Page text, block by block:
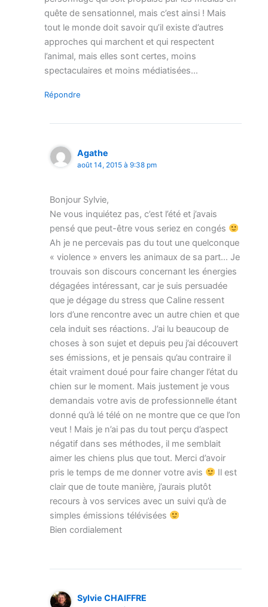
quête de sensationnel, mais c’est ainsi ! Mais
tout le monde doit savoir qu’il existe d’autres
approches qui marchent et qui respectent
l’animal, mais elles sont certes, moins
spectaculaires et moins médiatisées…
Répondre
Agathe
août 14, 2015 à 9:38 pm
Bonjour Sylvie,
Ne vous inquiétez pas, c’est l’été et j’avais
pensé que peut-être vous seriez en congés
Ah je ne percevais pas du tout une quelconque
« violence » envers les animaux de sa part… Je
trouvais son discours concernant les énergies
dégagées intéressant, car je suis persuadée
que je dégage du stress que Caline ressent
lors d’une rencontre avec un autre chien et que
cela induit ses réactions. J’ai lu beaucoup de
choses à son sujet et depuis peu j’ai découvert
ses émissions, et je pensais qu’au contraire il
était vraiment doué pour faire changer l’état du
chien sur le moment. Mais justement je vous
demandais votre avis de professionnelle étant
donné qu’à lé télé on ne montre que ce que l’on
veut ! Mais je n’ai pas du tout perçu d’aspect
négatif dans ses méthodes, il me semblait
aimer les chiens plus que tout. Merci d’avoir
pris le temps de me donner votre avis
Il est
clair que de toute manière, j’aurais plutôt
recours à vos services avec un suivi qu’à de
simples émissions télévisées
Bien cordialement
Sylvie CHAIFFRE